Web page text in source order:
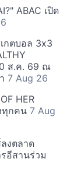
ABAC เปิด
กตบอล 3x3
ส.ค. 69 ณ
7 Aug 26
HER
ทุกคน 7 Aug
งตลาด
อีสานร่วม